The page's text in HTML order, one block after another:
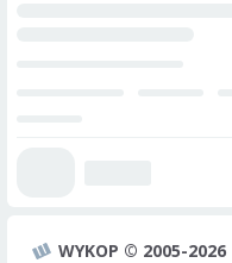
WYKOP © 2005-2026